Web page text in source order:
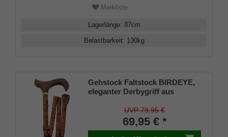
Merkliste
Lagerlänge: 87cm
Belastbarkeit: 130kg
Gehstock Faltstock BIRDEYE,
eleganter Derbygriff aus
Stock aus stabilem Leichtmetall
im Birdeye-Design,
höhenverstellbar, faltbar,
UVP 79,95 €
69,95 € *